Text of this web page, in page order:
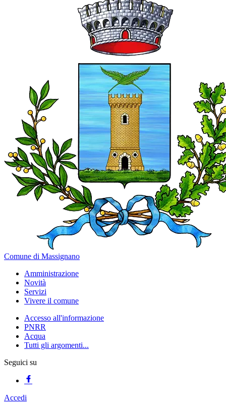
Comune di Massignano
Amministrazione
Novità
Servizi
Vivere il comune
Accesso all'informazione
PNRR
Acqua
Tutti gli argomenti...
Seguici su
Accedi